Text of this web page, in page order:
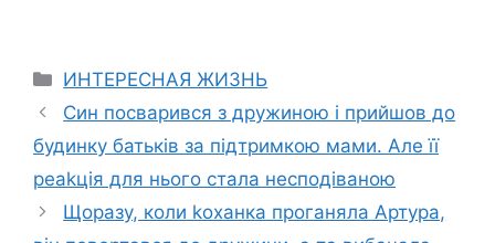
Categories
ИНТЕРЕСНАЯ ЖИЗНЬ
Син посварився з дружиною і прийшов до
будинку батьків за підтримкою мами. Але її
реаkція для нього стала несподіваною
Щоразу, коли kоханка проганяла Артура,